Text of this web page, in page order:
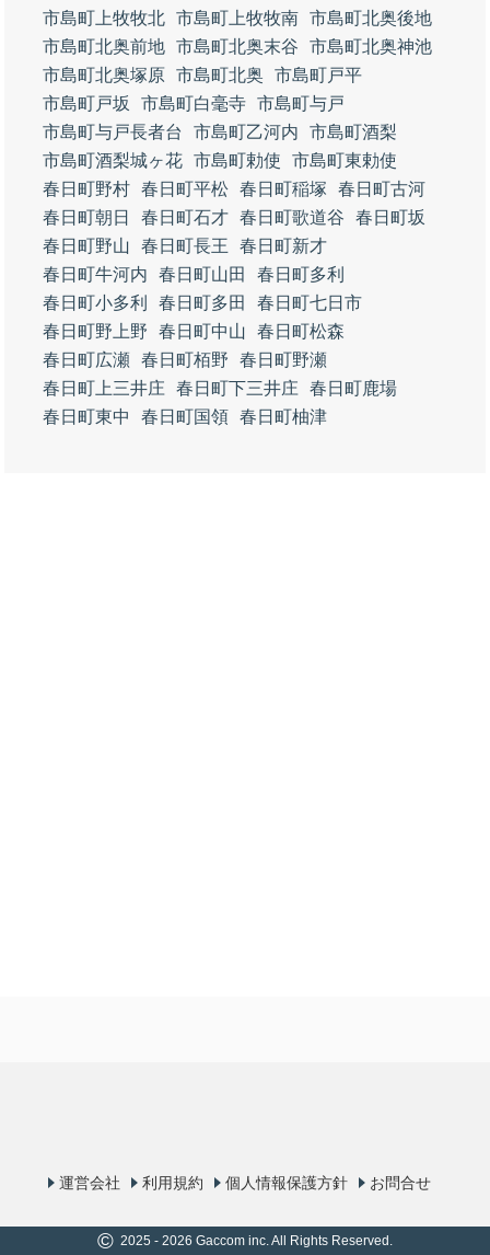
市島町上牧牧北 市島町上牧牧南 市島町北奥後地
市島町北奥前地 市島町北奥末谷
市島町北奥神池
市島町北奥塚原 市島町北奥
市島町戸平
市島町戸坂
市島町白毫寺 市島町与戸
市島町与戸長者台
市島町乙河内
市島町酒梨
市島町酒梨城ヶ花 市島町勅使
市島町東勅使
春日町野村 春日町平松 春日町稲塚
春日町古河
春日町朝日
春日町石才 春日町歌道谷
春日町坂
春日町野山
春日町長王
春日町新才
春日町牛河内
春日町山田
春日町多利
春日町小多利
春日町多田
春日町七日市
春日町野上野
春日町中山
春日町松森
春日町広瀬 春日町栢野
春日町野瀬
春日町上三井庄
春日町下三井庄
春日町鹿場
春日町東中
春日町国領 春日町柚津
運営会社 利用規約 個人情報保護方針 お問合せ
© 2025 - 2026 Gaccom inc. All Rights Reserved.